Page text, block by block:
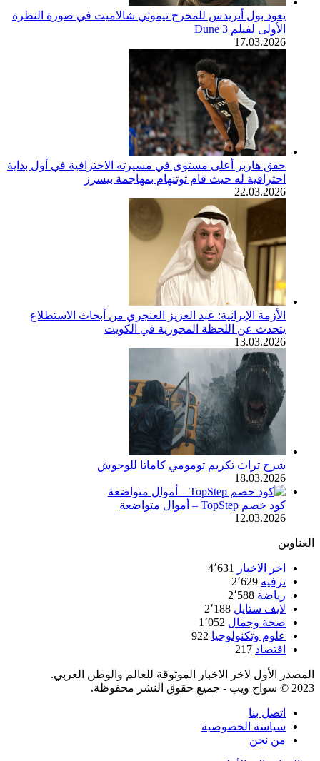
يعود بول أتريدس للمخرج تيموثي شالاميت في صورة النظرة
الأولى لفيلم Dune 3
17.03.2026
حقق هاربر أعلى مستوى في مسيرته الاحترافية في أول بداية
احترافية له حيث قام توتنهام بمهاجمة بيسرز
22.03.2026
الأزمة الإيرانية: عبد العزيز العنجري من أبحاث الاستطلاع
يتحدث عن اللحظة المحورية في الكويت
13.03.2026
شرح تراث تكريم تومومي كاماتا للوحوش
18.03.2026
كود خصم TopStep – أموال متواضعة
12.03.2026
العناوين
اخر الاخبار
4٬631
ترفيه 2٬629
رياضة 2٬588
لايف ستايل 2٬188
صحة وجمال 1٬052
علوم وتكنولوجيا 922
اقتصاد 217
المصدر الأول لاخر الاخبار الموثوقة للعالم والوطن العربي.
2023 © سواح ويب - جميع حقوق النشر محفوظة.
اتصل بنا
سياسة الخصوصية
من نحن